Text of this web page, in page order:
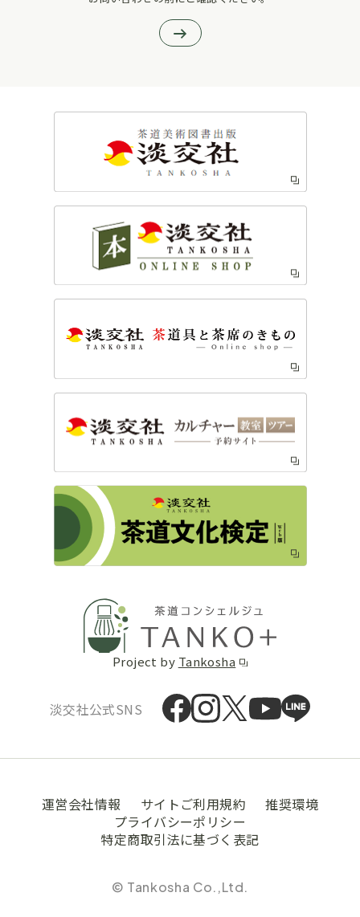
Project by Tankosha
淡交社公式SNS
運営会社情報 サイトご利用規約
推奨環境
プライバシーポリシー
特定商取引法に基づく表記
© Tankosha Co.,Ltd.